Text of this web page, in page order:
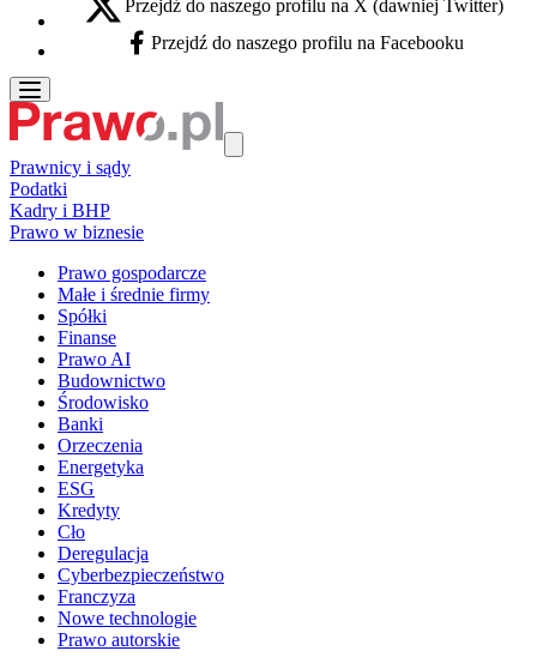
X - otwiera się w nowej karcie
Przejdź do naszego profilu na X (dawniej Twitter)
Facebook - otwiera się w nowej karcie
Przejdź do naszego profilu na Facebooku
Prawnicy i sądy
Podatki
Kadry i BHP
Prawo w biznesie
Prawo gospodarcze
Małe i średnie firmy
Spółki
Finanse
Prawo AI
Budownictwo
Środowisko
Banki
Orzeczenia
Energetyka
ESG
Kredyty
Cło
Deregulacja
Cyberbezpieczeństwo
Franczyza
Nowe technologie
Prawo autorskie